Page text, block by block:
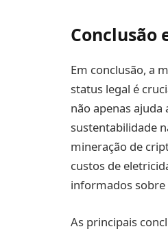
Conclusão
Em conclusão, a
status legal é
não apenas
sustentabilidade
mineração de
custos de
informados
As principais